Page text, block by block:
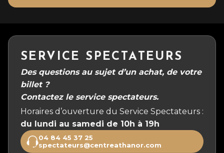
SERVICE SPECTATEURS
Des questions au sujet d’un achat, de votre
billet ?
Contactez le service spectateurs.
Horaires d’ouverture du Service Spectateurs :
du lundi au samedi de 10h à 19h
04 84 45 37 25
spectateurs@centreathanor.com